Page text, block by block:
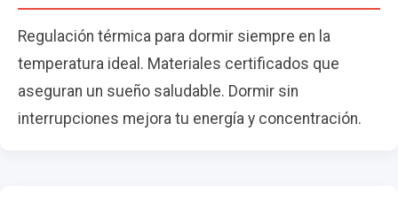
Regulación térmica para dormir siempre en la
temperatura ideal. Materiales certificados que
aseguran un sueño saludable. Dormir sin
interrupciones mejora tu energía y concentración.